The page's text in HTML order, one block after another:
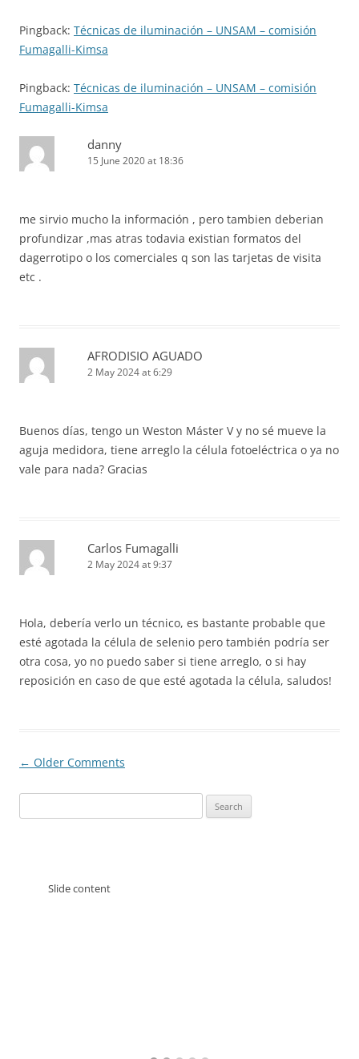
Pingback: Técnicas de iluminación – UNSAM – comisión
Fumagalli-Kimsa
Pingback: Técnicas de iluminación – UNSAM – comisión
Fumagalli-Kimsa
danny
15 June 2020 at 18:36
me sirvio mucho la información , pero tambien deberian
profundizar ,mas atras todavia existian formatos del
dagerrotipo o los comerciales q son las tarjetas de visita
etc .
AFRODISIO AGUADO
2 May 2024 at 6:29
Buenos días, tengo un Weston Máster V y no sé mueve la
aguja medidora, tiene arreglo la célula fotoeléctrica o ya no
vale para nada? Gracias
Carlos Fumagalli
2 May 2024 at 9:37
Hola, debería verlo un técnico, es bastante probable que
esté agotada la célula de selenio pero también podría ser
otra cosa, yo no puedo saber si tiene arreglo, o si hay
reposición en caso de que esté agotada la célula, saludos!
Comment
← Older Comments
for:
Slide content